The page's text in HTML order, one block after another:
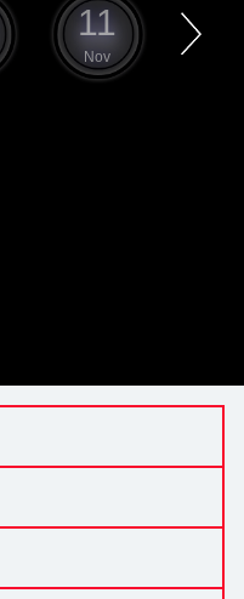
11
Nov